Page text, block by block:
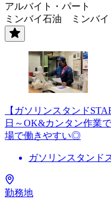
アルバイト・パート
ミンバイ石油 ミンバ
【ガソリンスタンド
日～OK&カンタン作業
場で働きやすい◎
ガソリンスタンド
勤務地